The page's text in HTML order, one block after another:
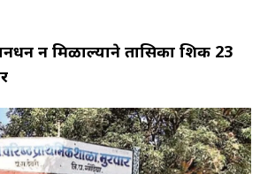
न मिळाल्याने तासिका शिक्षक 23